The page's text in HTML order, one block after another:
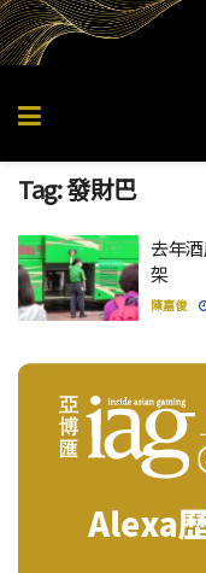
Tag:發財巴
去年
架
陳嘉俊